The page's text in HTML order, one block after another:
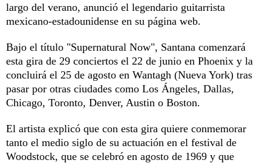
largo del verano, anunció el legendario guitarrista
mexicano-estadounidense en su página web.
Bajo el título "Supernatural Now", Santana comenzará
esta gira de 29 conciertos el 22 de junio en Phoenix y la
concluirá el 25 de agosto en Wantagh (Nueva York) tras
pasar por otras ciudades como Los Ángeles, Dallas,
Chicago, Toronto, Denver, Austin o Boston.
El artista explicó que con esta gira quiere conmemorar
tanto el medio siglo de su actuación en el festival de
Woodstock, que se celebró en agosto de 1969 y que